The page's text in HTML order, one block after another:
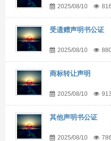
2025/08/10 816
受遗赠声明书公证
2025/08/10
商标转让声明
2025/08/10 913
其他声明书公证
2025/08/10 786